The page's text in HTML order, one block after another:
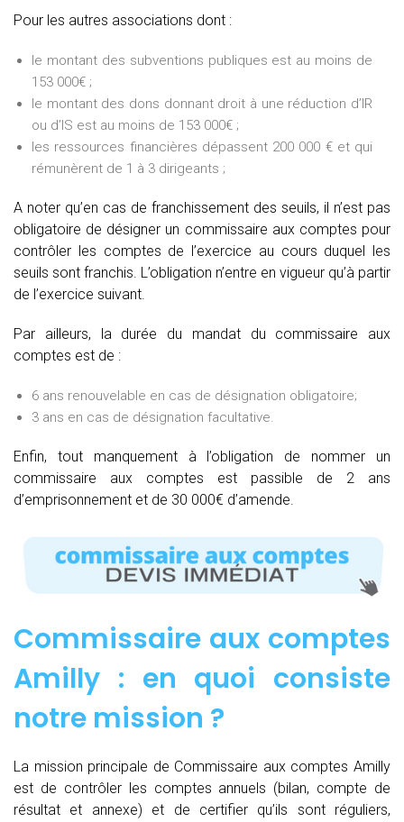
Pour les autres associations dont :
le montant des subventions publiques est au moins de
153 000€ ;
le montant des dons donnant droit à une réduction d’IR
ou d’IS est au moins de 153 000€ ;
les ressources financières dépassent 200 000 € et qui
rémunèrent de 1 à 3 dirigeants ;
A noter qu’en cas de franchissement des seuils, il n’est pas
obligatoire de désigner un commissaire aux comptes pour
contrôler les comptes de l’exercice au cours duquel les
seuils sont franchis. L’obligation n’entre en vigueur qu’à partir
de l’exercice suivant.
Par ailleurs, la durée du mandat du commissaire aux
comptes est de :
6 ans renouvelable en cas de désignation obligatoire;
3 ans en cas de désignation facultative.
Enfin, tout manquement à l’obligation de nommer un
commissaire aux comptes est passible de 2 ans
d’emprisonnement et de 30 000€ d’amende.
Commissaire aux comptes
Amilly : en quoi consiste
notre mission ?
La mission principale de Commissaire aux comptes Amilly
est de contrôler les comptes annuels (bilan, compte de
résultat et annexe) et de certifier qu’ils sont réguliers,